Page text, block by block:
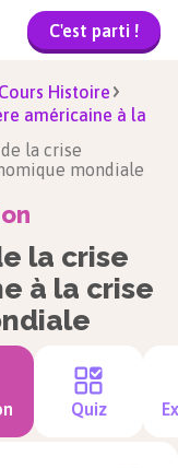
C'est parti !
Cours Histoire
américaine à la
la crise
mondiale
la crise
à la crise
Quiz